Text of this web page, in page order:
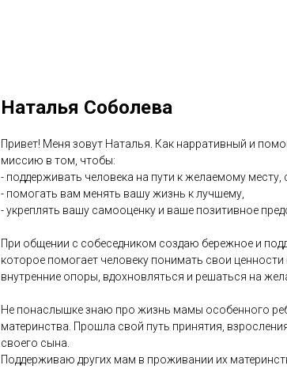
Наталья Соболева
Привет! Меня зовут Наталья. Как нарративный и
миссию в том, чтобы:
- поддерживать человека на пути к желаемому
- помогать вам менять вашу жизнь к лучшему,
- укреплять вашу самооценку и ваше позитивное
При общении с собеседником создаю бережное и
которое помогает человеку понимать свои
внутренние опоры, вдохновляться и решаться на
Не понаслышке знаю про жизнь мамы особенного
материнства. Прошла свой путь принятия,
своего сына.
Поддерживаю других мам в проживании их